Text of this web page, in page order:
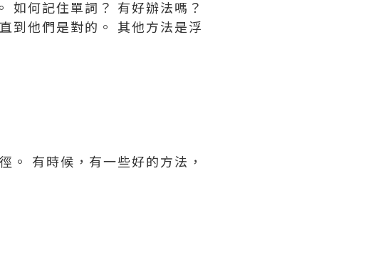
如何記住單詞？ 有好辦法嗎？
到他們是對的。 其他方法是浮
。 有時候，有一些好的方法，